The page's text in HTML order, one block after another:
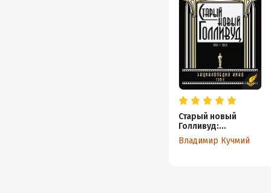
Старый новый
Голливуд:
Энциклопедия
кино. Tом II
Владимир Кучмий